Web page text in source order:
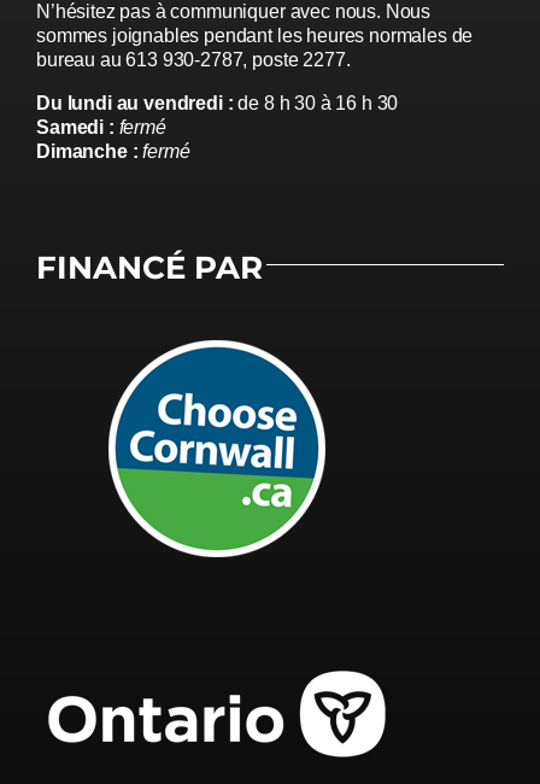
N’hésitez pas à communiquer avec nous. Nous
sommes joignables pendant les heures normales de
bureau au 613 930-2787, poste 2277.
Du lundi au vendredi :de 8 h 30 à 16 h 30
Samedi : fermé
Dimanche : fermé
FINANCÉ PAR